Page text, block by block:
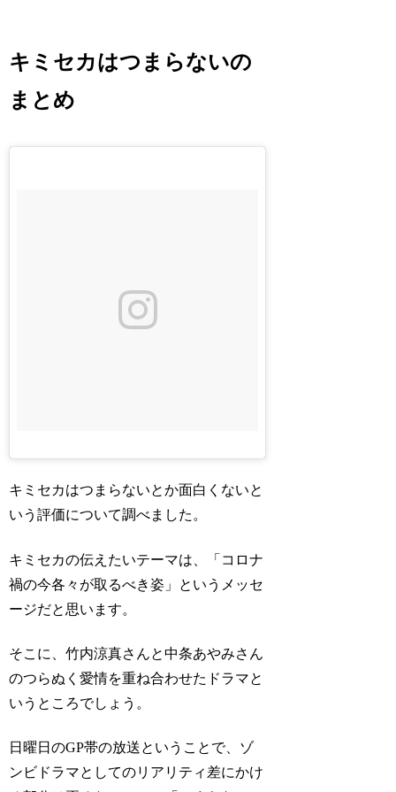
キミセカはつまらないの
まとめ
キミセカはつまらないとか面白くないと
いう評価について調べました。
キミセカの伝えたいテーマは、「コロナ
禍の今各々が取るべき姿」というメッセ
ージだと思います。
そこに、竹内涼真さんと中条あやみさん
のつらぬく愛情を重ね合わせたドラマと
いうところでしょう。
日曜日のGP帯の放送ということで、ゾ
ンビドラマとしてのリアリティ差にかけ